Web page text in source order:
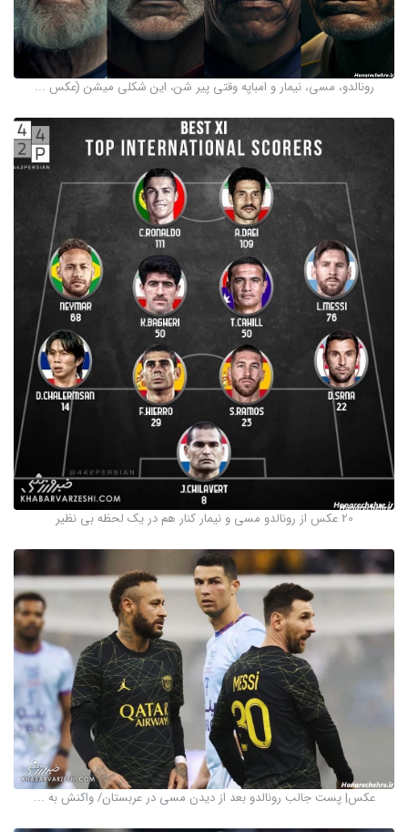
رونالدو، مسی، نیمار و امباپه وقتی پیر شن، این شکلی میشن (عکس ...
20 عکس از رونالدو مسی و نیمار کنار هم در یک لحظه بی نظیر
عکس| پست جالب رونالدو بعد از دیدن مسی در عربستان/ واکنش به ...